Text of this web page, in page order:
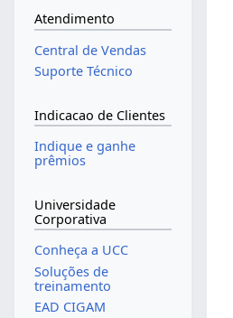
Atendimento
Central de Vendas
Suporte Técnico
Indicacao de Clientes
Indique e ganhe
prêmios
Universidade
Corporativa
Conheça a UCC
Soluções de
treinamento
EAD CIGAM